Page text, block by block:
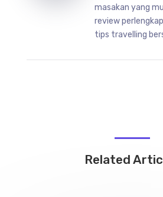
masakan yang
review
tips travelling
Related